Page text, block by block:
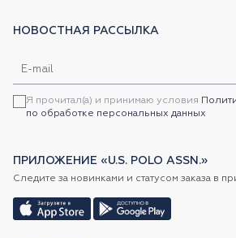
НОВОСТНАЯ РАССЫЛКА
Я прочитал(а) и принимаю условия
по обработке персональных данных
ПРИЛОЖЕНИЕ «U.S. POLO ASSN.»
Следите за новинками и статусом заказа в